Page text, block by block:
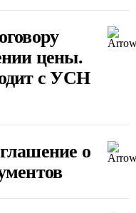
цены.
с УСН
о